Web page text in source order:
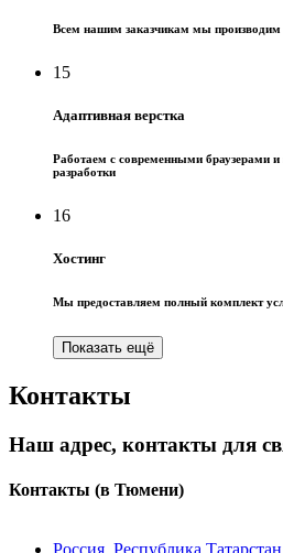
Всем нашим заказчикам мы производим
15
Адаптивная верстка
Работаем с современными браузерами
разработки
16
Хостинг
Мы предоставляем полный комплект
Показать ещё
Контакты
Наш адрес, контакты для
Контакты (в Тюмени)
Россия, Республика